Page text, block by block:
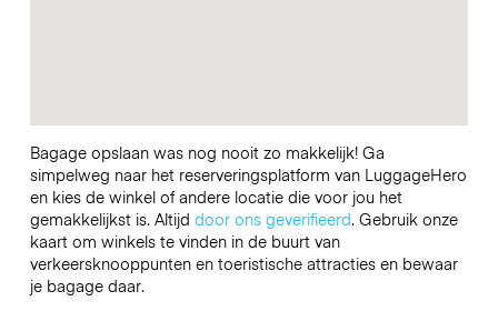
Bagage opslaan was nog nooit zo makkelijk! Ga
simpelweg naar het reserveringsplatform van LuggageHero
en kies de winkel of andere locatie die voor jou het
gemakkelijkst is. Altijd door ons geverifieerd. Gebruik onze
kaart om winkels te vinden in de buurt van
verkeersknooppunten en toeristische attracties en bewaar
je bagage daar.